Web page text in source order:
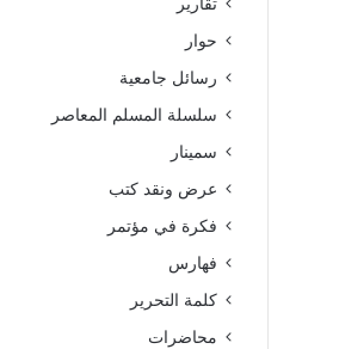
حوار
رسائل جامعية
سلسلة المسلم المعاصر
سمينار
عرض ونقد كتب
فكرة في مؤتمر
فهارس
كلمة التحرير
محاضرات